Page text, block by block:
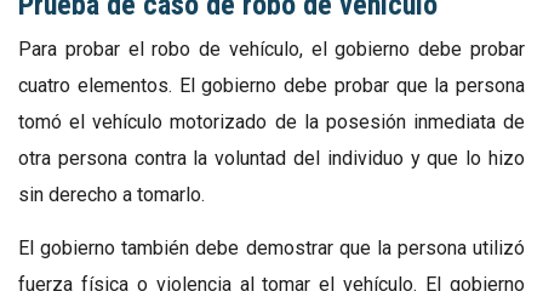
Para probar el robo de vehículo, el gobierno debe probar
cuatro elementos. El gobierno debe probar que la persona
tomó el vehículo motorizado de la posesión inmediata de
otra persona contra la voluntad del individuo y que lo hizo
sin derecho a tomarlo.
El gobierno también debe demostrar que la persona utilizó
fuerza física o violencia al tomar el vehículo. El gobierno